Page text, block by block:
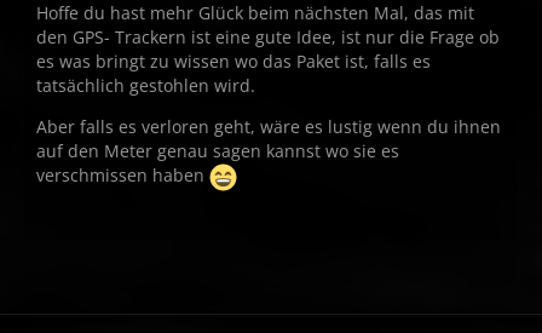
Hoffe du hast mehr Glück beim nächsten Mal, das mit
den GPS- Trackern ist eine gute Idee, ist nur die Frage ob
es was bringt zu wissen wo das Paket ist, falls es
tatsächlich gestohlen wird.
Aber falls es verloren geht, wäre es lustig wenn du ihnen
auf den Meter genau sagen kannst wo sie es
verschmissen haben